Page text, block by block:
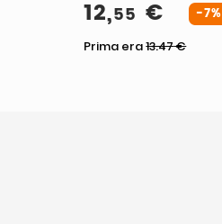
Angolare
12,55 € -7%
Prima era13.47€